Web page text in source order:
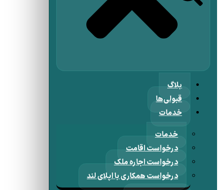
بلاگ
قبولی‌ها
خدمات
خدمات
درخواست اقامت
درخواست اجاره ملک
درخواست همکاری با اپلای لند